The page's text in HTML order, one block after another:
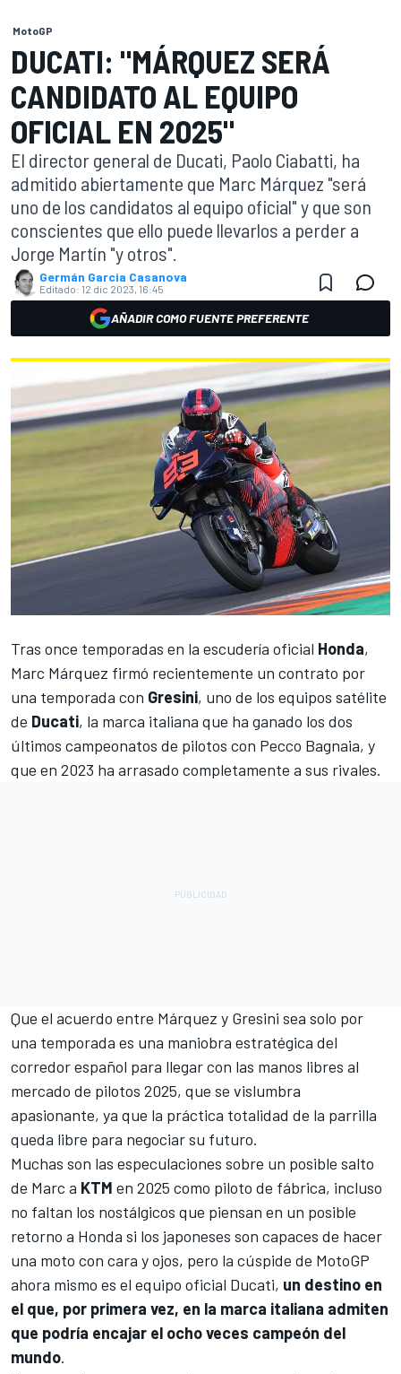
MotoGP
DUCATI: "MÁRQUEZ SERÁ
CANDIDATO AL EQUIPO
OFICIAL EN 2025"
El director general de Ducati, Paolo Ciabatti, ha
admitido abiertamente que Marc Márquez "será
uno de los candidatos al equipo oficial" y que son
conscientes que ello puede llevarlos a perder a
Jorge Martín "y otros".
Germán Garcia Casanova
Editado: 12 dic 2023, 16:45
AÑADIR COMO FUENTE PREFERENTE
Tras once temporadas en la escudería oficial Honda,
Marc Márquez firmó recientemente un contrato por
una temporada con Gresini, uno de los equipos satélite
de Ducati, la marca italiana que ha ganado los dos
últimos campeonatos de pilotos con Pecco Bagnaia, y
que en 2023 ha arrasado completamente a sus rivales.
Que el acuerdo entre Márquez y Gresini sea solo por
una temporada es una maniobra estratégica del
corredor español para llegar con las manos libres al
mercado de pilotos 2025, que se vislumbra
apasionante, ya que la práctica totalidad de la parrilla
queda libre para negociar su futuro.
Muchas son las especulaciones sobre un posible salto
de Marc a KTM en 2025 como piloto de fábrica, incluso
no faltan los nostálgicos que piensan en un posible
retorno a Honda si los japoneses son capaces de hacer
una moto con cara y ojos, pero la cúspide de MotoGP
ahora mismo es el equipo oficial Ducati, un destino en
el que, por primera vez, en la marca italiana admiten
que podría encajar el ocho veces campeón del
mundo.